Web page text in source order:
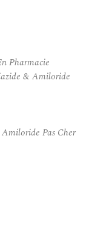
Pharmacie
& Amiloride
Pas Cher